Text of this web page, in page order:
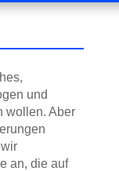
und
wollen. Aber
an, die auf